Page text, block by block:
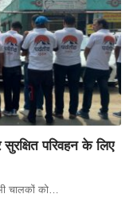
सुरक्षित परिवहन के लिए
चालकों को…